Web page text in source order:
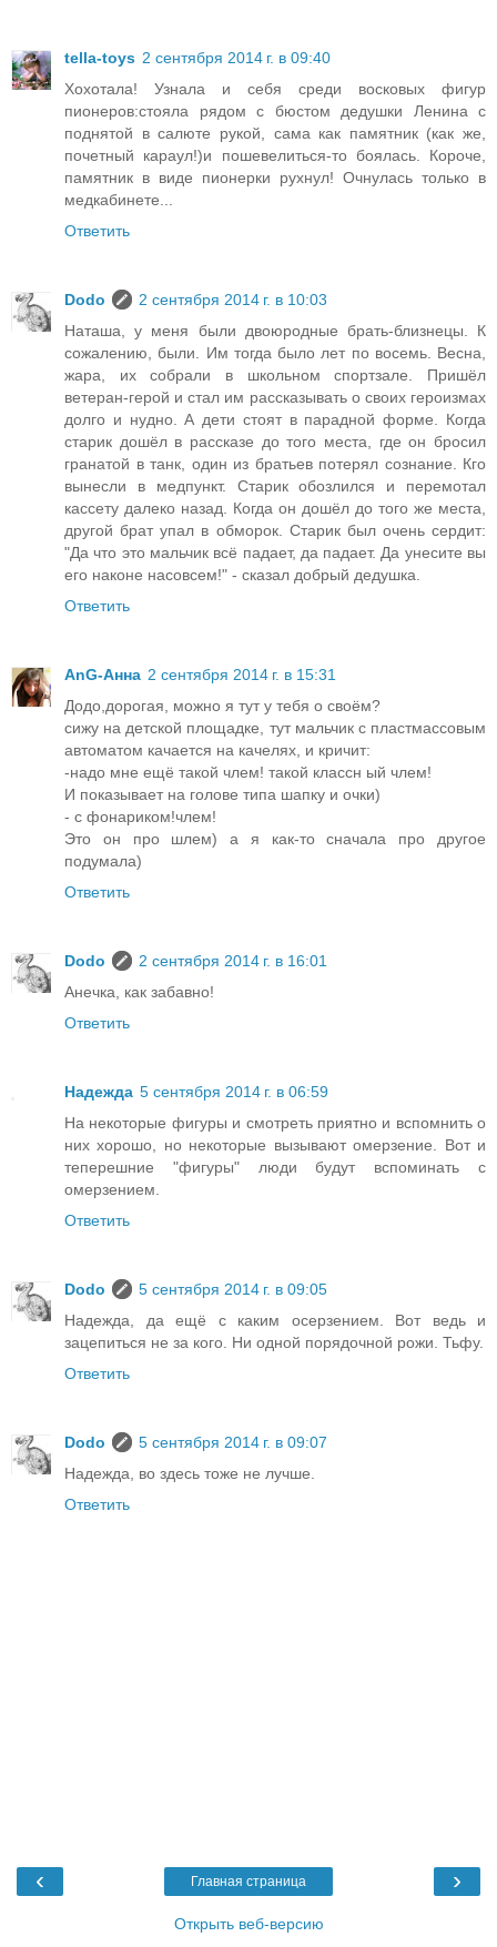
tella-toys 2 сентября 2014 г. в 09:40
Хохотала! Узнала и себя среди восковых фигур
пионеров:стояла рядом с бюстом дедушки Ленина с
поднятой в салюте рукой, сама как памятник (как же,
почетный караул!)и пошевелиться-то боялась. Короче,
памятник в виде пионерки рухнул! Очнулась только в
медкабинете...
Ответить
Dodo
2 сентября 2014 г. в 10:03
Наташа, у меня были двоюродные брать-близнецы. К
сожалению, были. Им тогда было лет по восемь. Весна,
жара, их собрали в школьном спортзале. Пришёл
ветеран-герой и стал им рассказывать о своих героизмах
долго и нудно. А дети стоят в парадной форме. Когда
старик дошёл в рассказе до того места, где он бросил
гранатой в танк, один из братьев потерял сознание. Кго
вынесли в медпункт. Старик обозлился и перемотал
кассету далеко назад. Когда он дошёл до того же места,
другой брат упал в обморок. Старик был очень сердит:
"Да что это мальчик всё падает, да падает. Да унесите вы
его наконе насовсем!" - сказал добрый дедушка.
Ответить
AnG-Анна 2 сентября 2014 г. в 15:31
Додо,дорогая, можно я тут у тебя о своём?
сижу на детской площадке, тут мальчик с пластмассовым
автоматом качается на качелях, и кричит:
-надо мне ещё такой члем! такой классн ый члем!
И показывает на голове типа шапку и очки)
- с фонариком!члем!
Это он про шлем) а я как-то сначала про другое
подумала)
Ответить
Dodo
2 сентября 2014 г. в 16:01
Анечка, как забавно!
Ответить
Надежда 5 сентября 2014 г. в 06:59
На некоторые фигуры и смотреть приятно и вспомнить о
них хорошо, но некоторые вызывают омерзение. Вот и
теперешние "фигуры" люди будут вспоминать с
омерзением.
Ответить
Dodo
5 сентября 2014 г. в 09:05
Надежда, да ещё с каким осерзением. Вот ведь и
зацепиться не за кого. Ни одной порядочной рожи. Тьфу.
Ответить
Dodo
5 сентября 2014 г. в 09:07
Надежда, во здесь тоже не лучше.
Ответить
‹ ›
Главная страница
Открыть веб-версию